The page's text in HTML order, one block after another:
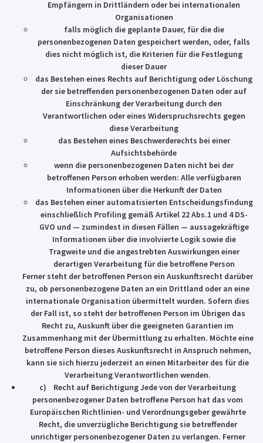
Empfängern in Drittländern oder bei internationalen
Organisationen
falls möglich die geplante Dauer, für die die
personenbezogenen Daten gespeichert werden, oder, falls
dies nicht möglich ist, die Kriterien für die Festlegung
dieser Dauer
das Bestehen eines Rechts auf Berichtigung oder Löschung
der sie betreffenden personenbezogenen Daten oder auf
Einschränkung der Verarbeitung durch den
Verantwortlichen oder eines Widerspruchsrechts gegen
diese Verarbeitung
das Bestehen eines Beschwerderechts bei einer
Aufsichtsbehörde
wenn die personenbezogenen Daten nicht bei der
betroffenen Person erhoben werden: Alle verfügbaren
Informationen über die Herkunft der Daten
das Bestehen einer automatisierten Entscheidungsfindung
einschließlich Profiling gemäß Artikel 22 Abs.1 und 4 DS-
GVO und — zumindest in diesen Fällen — aussagekräftige
Informationen über die involvierte Logik sowie die
Tragweite und die angestrebten Auswirkungen einer
derartigen Verarbeitung für die betroffene Person
Ferner steht der betroffenen Person ein Auskunftsrecht darüber
zu, ob personenbezogene Daten an ein Drittland oder an eine
internationale Organisation übermittelt wurden. Sofern dies
der Fall ist, so steht der betroffenen Person im Übrigen das
Recht zu, Auskunft über die geeigneten Garantien im
Zusammenhang mit der Übermittlung zu erhalten. Möchte eine
betroffene Person dieses Auskunftsrecht in Anspruch nehmen,
kann sie sich hierzu jederzeit an einen Mitarbeiter des für die
Verarbeitung Verantwortlichen wenden.
c) Recht auf Berichtigung Jede von der Verarbeitung
personenbezogener Daten betroffene Person hat das vom
Europäischen Richtlinien- und Verordnungsgeber gewährte
Recht, die unverzügliche Berichtigung sie betreffender
unrichtiger personenbezogener Daten zu verlangen. Ferner